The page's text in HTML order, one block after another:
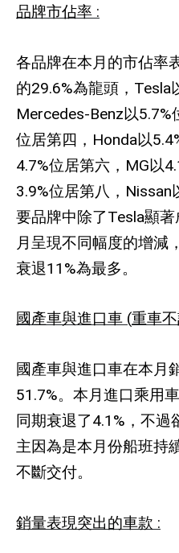
品牌市佔率 :
各品牌在本月的市佔率
的29.6%為龍頭， Tesla
Mercedes-Benz以5.7%
位居第四， Honda以
4.7%位居第六， MG以
3.9%位居第八， Nissan
要品牌中除了Tesla顯著
月呈現不同幅度的增減
衰退11%為最多。
國產車與進口車 (重車
國產車與進口車在本月
51.7%。本月進口乘用
同期衰退了4.1% ，不過
主因為是本月份船班持
不斷交付。
銷量表現突出的車款 :